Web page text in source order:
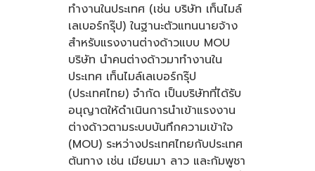
ทำงานในประเทศ (เช่น บริษัท เท็นไมล์
เลเบอร์กรุ๊ป) ในฐานะตัวแทนนายจ้าง
สำหรับแรงงานต่างด้าวแบบ MOU
บริษัท นำคนต่างด้าวมาทำงานใน
ประเทศ เท็นไมล์เลเบอร์กรุ๊ป
(ประเทศไทย) จำกัด เป็นบริษัทที่ได้รับ
อนุญาตให้ดำเนินการนำเข้าแรงงาน
ต่างด้าวตามระบบบันทึกความเข้าใจ
(MOU) ระหว่างประเทศไทยกับประเทศ
ต้นทาง เช่น เมียนมา ลาว และกัมพูชา